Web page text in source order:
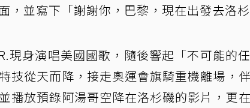
，並寫下「謝謝你，巴黎，現在出發去洛
現身演唱美國國歌，隨後響起「不可能的
技從天而降，接走奧運會旗騎重機離場，
播放預錄阿湯哥空降在洛杉磯的影片，更